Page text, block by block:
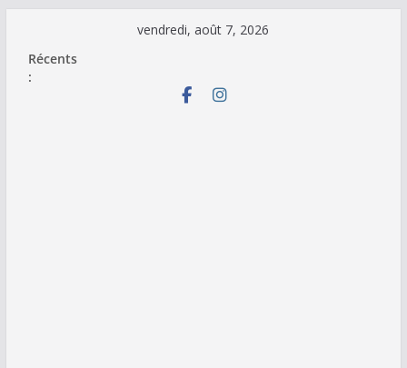
contenu
vendredi, août 7, 2026
Récents
: